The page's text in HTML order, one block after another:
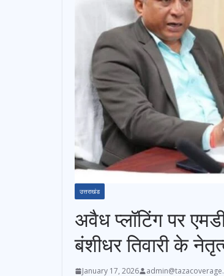
उत्तराखंड
अवैध प्लॉटिंग पर
बंशीधर तिवारी के
January 17, 2026